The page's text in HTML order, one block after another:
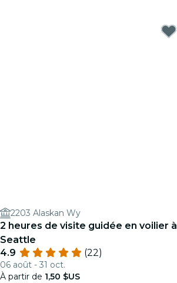
2203 Alaskan Wy
2 heures de visite guidée en voilier à
Seattle
4.9
(22)
06 août - 31 oct.
À partir de 1,50 $US